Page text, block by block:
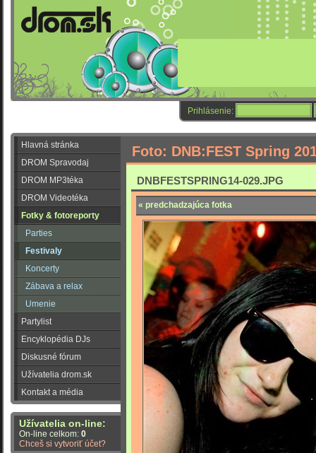
Prihlásenie:
Hlavná stránka
DROM Spravodaj
DROM MP3téka
DROM Videotéka
Fotky & fotoreporty
Parties
Festivaly
Koncerty
Zábava a relax
Umenie
Partylist
Encyklopédia DJs
Diskusné fórum
Užívatelia drom.sk
Kontakt a média
Užívatelia on-line:
On-line celkom: 0
Chceš si vytvoriť účet?
Foto: DNB:FEST Spring
DNBFESTSPRING14-029.JPG
« predchadzajúca fotka